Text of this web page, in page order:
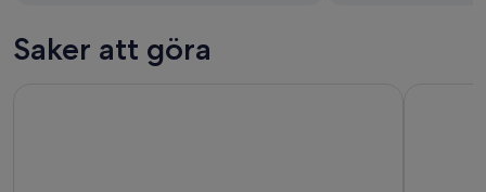
Saker att göra